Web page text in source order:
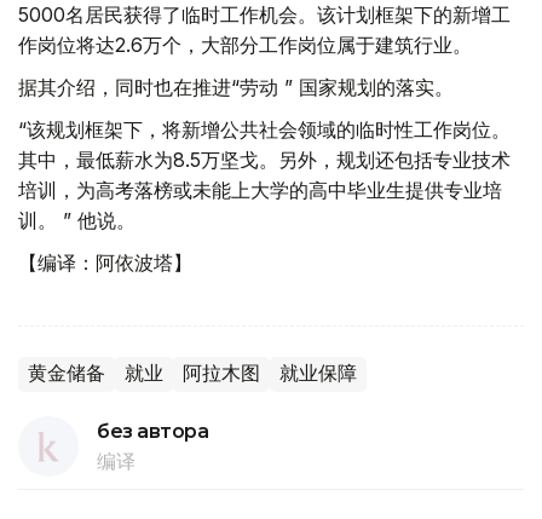
5000名居民获得了临时工作机会。该计划框架下的新增工
作岗位将达2.6万个，大部分工作岗位属于建筑行业。
据其介绍，同时也在推进“劳动 ” 国家规划的落实。
“该规划框架下，将新增公共社会领域的临时性工作岗位。
其中，最低薪水为8.5万坚戈。另外，规划还包括专业技术
培训，为高考落榜或未能上大学的高中毕业生提供专业培
训。 ” 他说。
【编译：阿依波塔】
黄金储备 就业 阿拉木图 就业保障
без автора
编译